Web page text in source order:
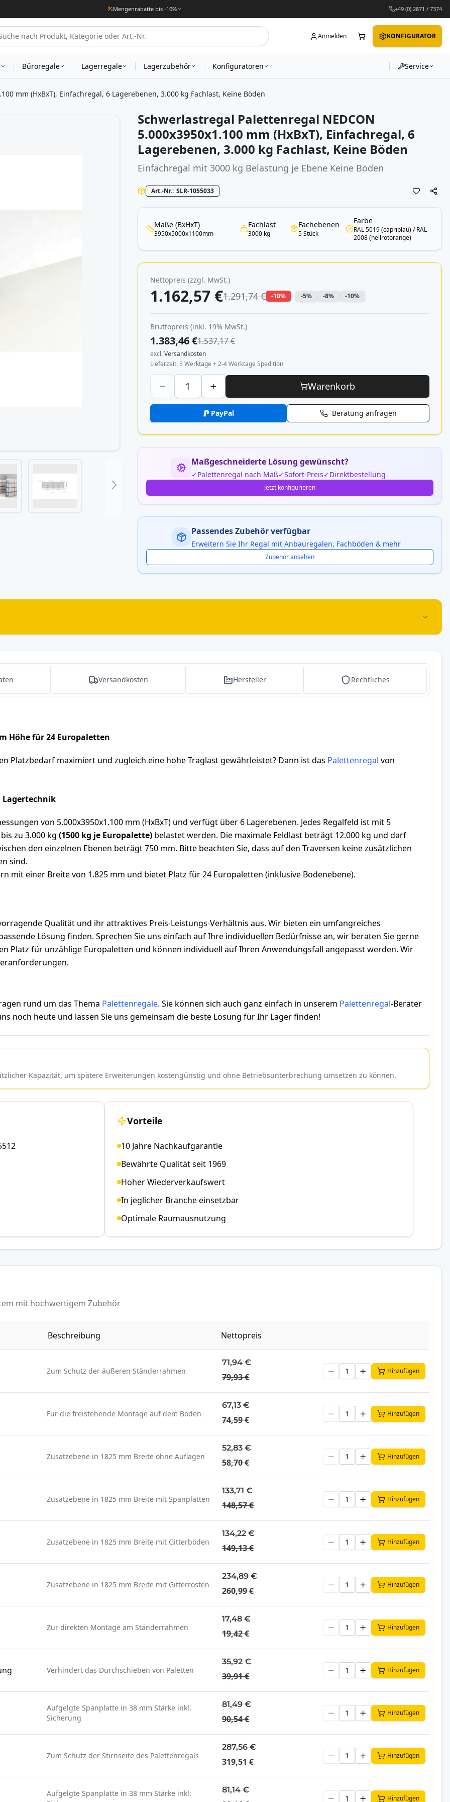
Mengenrabatte bis -10% +49 (0) 2871 / 7374
Anmelden KONFIGURATOR
Büroregale Lagerregale Lagerzubehör Konfiguratoren Service
mm (HxBxT), Einfachregal, 6 Lagerebenen, 3.000 kg Fachlast, Keine Böden
Schwerlastregal Palettenregal NEDCON
5.000x3950x1.100 mm (HxBxT), Einfachregal, 6
Lagerebenen, 3.000 kg Fachlast, Keine Böden
Einfachregal mit 3000 kg Belastung je Ebene Keine Böden
Art.-Nr. SLR-1055033
Maße (BxHxT)
3950x5000x1100mm
Fachlast
3000 kg
Fachebenen
5 Stück
Farbe
RAL 5019 (capriblau) / RAL
2008 (hellrotorange)
Nettopreis (zzgl. MwSt.)
1.162,57 €1.291,74 € -10% -5% -8% -10%
Bruttopreis (inkl. 19% MwSt.)
1.383,46 €1.537,17 €
excl.Versandkosten
Lieferzeit 5 Werktage + 2-4 Werktage Spedition
Warenkorb
PayPal Beratung anfragen
Maßgeschneiderte Lösung gewünscht?
Palettenregal nach Maß Sofort-Preis Direktbestellung
Jetzt konfigurieren
Passendes Zubehör verfügbar
Erweitern Sie Ihr Regal mit Anbauregalen, Fachböden & mehr
Zubehör ansehen
Versandkosten Hersteller Rechtliches
Höhe für 24 Europaletten
Platzbedarf maximiert und zugleich eine hohe Traglast gewährleistet? Dann ist das Palettenregal von
Lagertechnik
von 5.000x3950x1.100 mm (HxBxT) und verfügt über 6 Lagerebenen. Jedes Regalfeld ist mit 5
zu 3.000 kg (1500 kg je Europalette) belastet werden. Die maximale Feldlast beträgt 12.000 kg und darf
den einzelnen Ebenen beträgt 750 mm. Bitte beachten Sie, dass auf den Traversen keine zusätzlichen
sind.
mit einer Breite von 1.825 mm und bietet Platz für 24 Europaletten (inklusive Bodenebene).
Qualität und ihr attraktives Preis-Leistungs-Verhältnis aus. Wir bieten ein umfangreiches
Lösung finden. Sprechen Sie uns einfach auf Ihre individuellen Bedürfnisse an, wir beraten Sie gerne
Platz für unzählige Europaletten und können individuell auf Ihren Anwendungsfall angepasst werden. Wir
rund um das Thema Palettenregale. Sie können sich auch ganz einfach in unserem Palettenregal-Berater
noch heute und lassen Sie uns gemeinsam die beste Lösung für Ihr Lager finden!
Kapazität, um spätere Erweiterungen kostengünstig und ohne Betriebsunterbrechung umsetzen zu können.
Vorteile
10 Jahre Nachkaufgarantie
Bewährte Qualität seit 1969
Hoher Wiederverkaufswert
In jeglicher Branche einsetzbar
Optimale Raumausnutzung
mit hochwertigem Zubehör
Beschreibung Nettopreis
Zum Schutz der äußeren Ständerrahmen
71,94 €
79,93 €
Hinzufügen
Für die freistehende Montage auf dem Boden
67,13 €
74,59 €
Hinzufügen
Zusatzebene in 1825 mm Breite ohne Auflagen
52,83 €
58,70 €
Hinzufügen
Zusatzebene in 1825 mm Breite mit Spanplatten
133,71 €
148,57 €
Hinzufügen
Zusatzebene in 1825 mm Breite mit Gitterböden
134,22 €
149,13 €
Hinzufügen
Zusatzebene in 1825 mm Breite mit Gitterrosten
234,89 €
260,99 €
Hinzufügen
Zur direkten Montage am Ständerrahmen
17,48 €
19,42 €
Hinzufügen
Verhindert das Durchschieben von Paletten
35,92 €
39,91 €
Hinzufügen
Aufgelgte Spanplatte in 38 mm Stärke inkl.
Sicherung
81,49 €
90,54 €
Hinzufügen
Zum Schutz der Stirnseite des Palettenregals
287,56 €
319,51 €
Hinzufügen
Aufgelgte Spanplatte in 38 mm Stärke inkl.
81,14 €
Hinzufügen